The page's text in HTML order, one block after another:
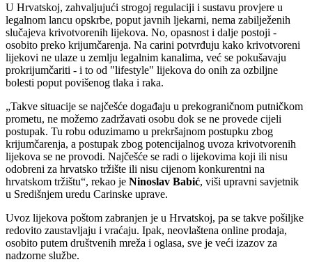
U Hrvatskoj, zahvaljujući strogoj regulaciji i sustavu provjere u
legalnom lancu opskrbe, poput javnih ljekarni, nema zabilježenih
slučajeva krivotvorenih lijekova. No, opasnost i dalje postoji -
osobito preko krijumčarenja. Na carini potvrđuju kako krivotvoreni
lijekovi ne ulaze u zemlju legalnim kanalima, već se pokušavaju
prokrijumčariti - i to od "lifestyle" lijekova do onih za ozbiljne
bolesti poput povišenog tlaka i raka.
Takve situacije se najčešće događaju u prekograničnom putničkom
prometu, ne možemo zadržavati osobu dok se ne provede cijeli
postupak. Tu robu oduzimamo u prekršajnom postupku zbog
krijumčarenja, a postupak zbog potencijalnog uvoza krivotvorenih
lijekova se ne provodi. Najčešće se radi o lijekovima koji ili nisu
odobreni za hrvatsko tržište ili nisu cijenom konkurentni na
hrvatskom tržištu , rekao je Ninoslav Babić, viši upravni savjetnik
u Središnjem uredu Carinske uprave.
Uvoz lijekova poštom zabranjen je u Hrvatskoj, pa se takve pošiljke
redovito zaustavljaju i vraćaju. Ipak, neovlaštena online prodaja,
osobito putem društvenih mreža i oglasa, sve je veći izazov za
nadzorne službe.